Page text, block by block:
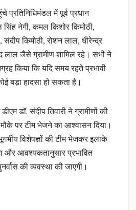
प्रतिनिधिमंडल में पूर्व प्रधान
सिंह नेगी, कमल किशोर किमोठी,
किमोठी, रोशन लाल, धीरेन्द्र
लाल जैसे ग्रामीण शामिल रहे। सभी ने
किया कि यदि समय रहते प्रभावी
बड़ा हादसा हो सकता है।
डीएम डॉ. संदीप तिवारी ने ग्रामीणों की
पर टीम भेजने का आश्वासन दिया।
विशेषज्ञों की टीम भेजकर इलाके
और आवश्यकतानुसार प्रभावित
की व्यवस्था की जाएगी।